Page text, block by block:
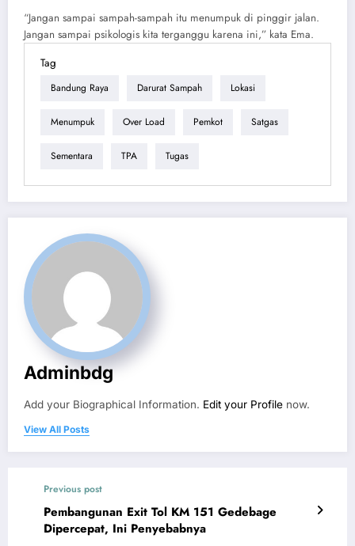
“Jangan sampai sampah-sampah itu menumpuk di pinggir jalan.
Jangan sampai psikologis kita terganggu karena ini,” kata Ema.
Tag
Bandung Raya Darurat Sampah Lokasi
Menumpuk Over Load Pemkot Satgas
Sementara TPA Tugas
Adminbdg
Add your Biographical Information. Edit your Profile now.
View All Posts
Previous post
Pembangunan Exit Tol KM 151 Gedebage
Dipercepat, Ini Penyebabnya